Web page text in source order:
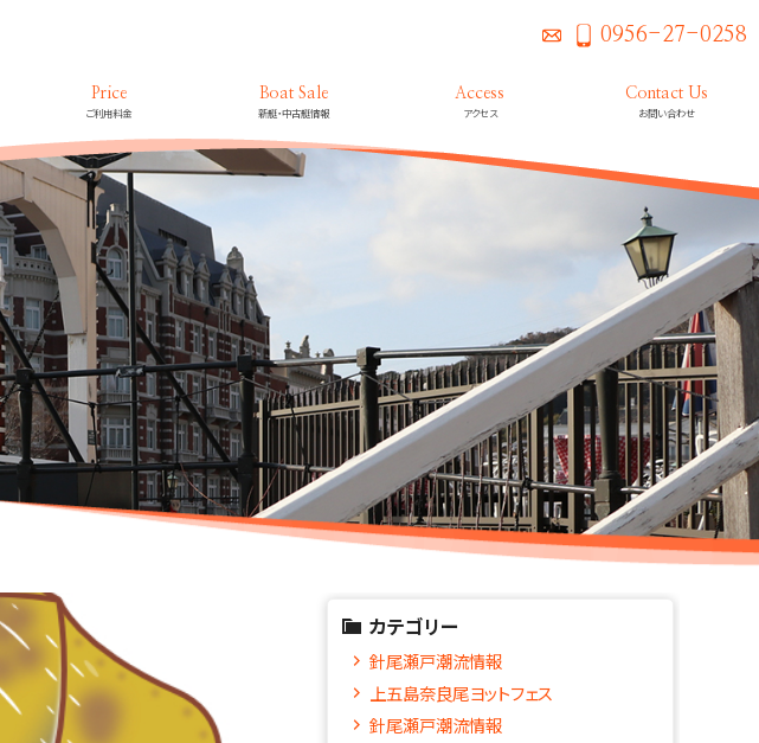
0956-27-0258
Price
ご利用料金
Boat Sale
新艇・中古艇情報
Access
アクセス
Contact Us
お問い合わせ
カテゴリー
針尾瀬戸潮流情報
上五島奈良尾ヨットフェス
針尾瀬戸潮流情報